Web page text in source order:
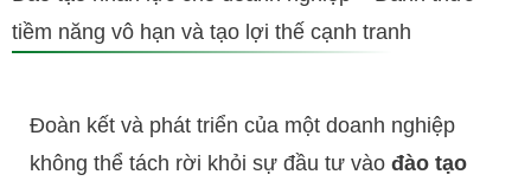
tiềm năng vô hạn và tạo lợi thế cạnh tranh
Đoàn kết và phát triển của một doanh nghiệp
không thể tách rời khỏi sự đầu tư vào đào tạo